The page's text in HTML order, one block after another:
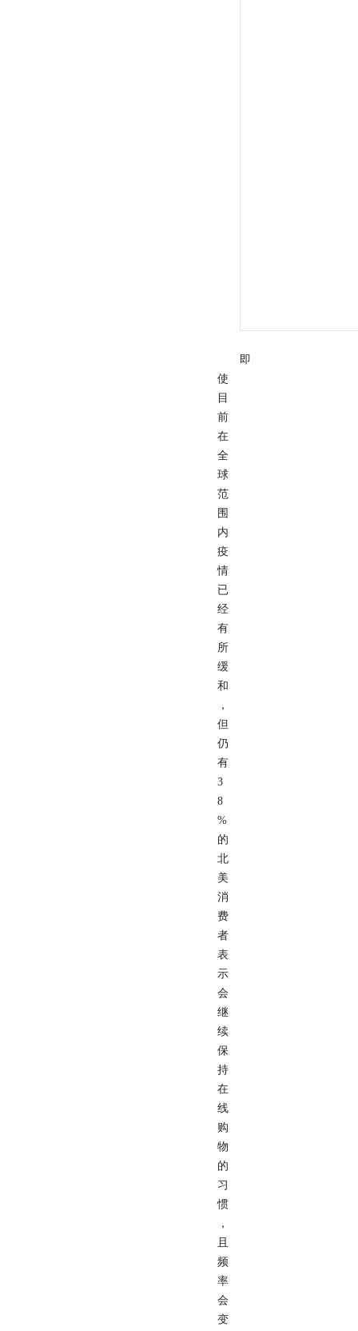
即
使
目
前
在
全
球
范
围
内
疫
情
已
经
有
所
缓
和
，
但
仍
有
3
8
%
的
北
美
消
费
者
表
示
会
继
续
保
持
在
线
购
物
的
习
惯
，
且
频
率
会
变